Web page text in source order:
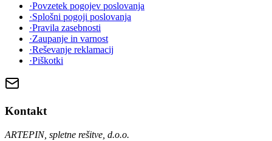
·Povzetek pogojev poslovanja
·Splošni pogoji poslovanja
·Pravila zasebnosti
·Zaupanje in varnost
·Reševanje reklamacij
·Piškotki
Kontakt
ARTEPIN, spletne rešitve, d.o.o.